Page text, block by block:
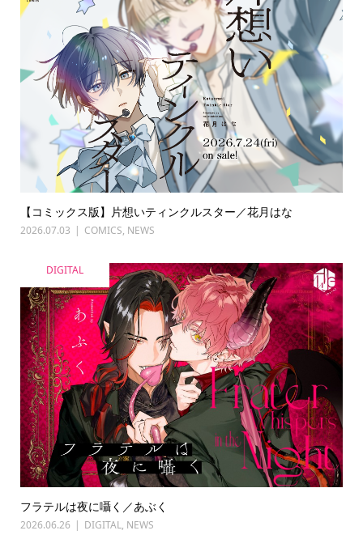
【コミックス版】片想いティンクルスター／花月はな
2026.07.03 COMICS, NEWS
DIGITAL
フラテルは夜に囁く／あぶく
2026.06.26 DIGITAL, NEWS